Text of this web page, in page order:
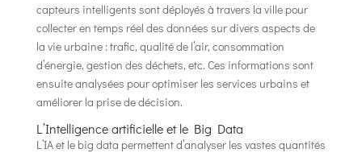
capteurs intelligents sont déployés à travers la ville pour
collecter en temps réel des données sur divers aspects de
la vie urbaine : trafic, qualité de l’air, consommation
d’énergie, gestion des déchets, etc. Ces informations sont
ensuite analysées pour optimiser les services urbains et
améliorer la prise de décision.
L’Intelligence artificielle et le Big Data
L’IA et le big data permettent d’analyser les vastes quantités